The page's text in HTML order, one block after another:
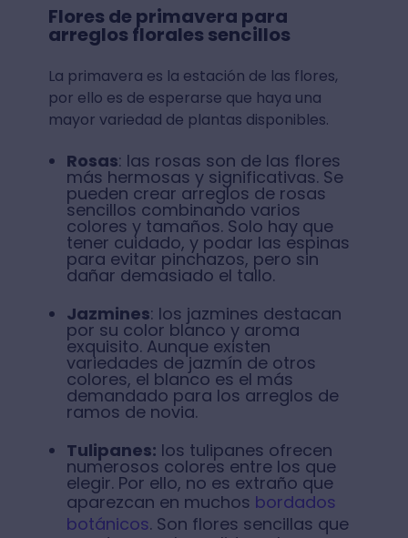
Flores de primavera para
arreglos florales sencillos
La primavera es la estación de las flores,
por ello es de esperarse que haya una
mayor variedad de plantas disponibles.
Rosas: las rosas son de las flores
más hermosas y significativas. Se
pueden crear arreglos de rosas
sencillos combinando varios
colores y tamaños. Solo hay que
tener cuidado, y podar las espinas
para evitar pinchazos, pero sin
dañar demasiado el tallo.
Jazmines: los jazmines destacan
por su color blanco y aroma
exquisito. Aunque existen
variedades de jazmín de otros
colores, el blanco es el más
demandado para los arreglos de
ramos de novia.
Tulipanes: los tulipanes ofrecen
numerosos colores entre los que
elegir. Por ello, no es extraño que
aparezcan en muchos bordados
botánicos. Son flores sencillas que